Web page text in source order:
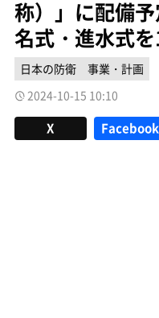
称）」に配備
名式・進水式
日本の防衛
事業・計画
2024-10-15 10:10
X Facebook